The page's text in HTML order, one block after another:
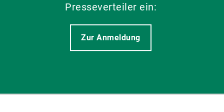
Presseverteiler ein:
Zur Anmeldung